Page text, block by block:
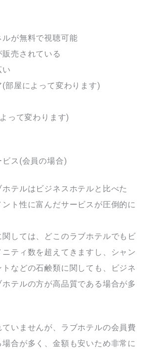
ルが無料で視聴可能
販売されている
い
(部屋によって変わります)
って変わります)
ビス(会員の場合)
テルはビジネスホテルと比べた
ト性に富んだサービスが圧倒的に
しては、どこのラブホテルでもビ
ティ数を超えてきますし、シャン
などの石鹸類に関しても、ビジネ
テルの方が高品質である場合が多
いませんが、ラブホテルの会員費
合が多く、金額も安いため非常に